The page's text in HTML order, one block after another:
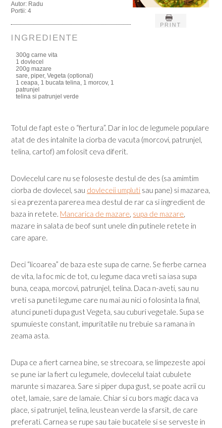
PRINT
Autor: Radu
Portii:4
INGREDIENTE
300g carne vita
1 dovlecel
200g mazare
sare, piper, Vegeta (optional)
1 ceapa, 1 bucata telina, 1 morcov, 1
patrunjel
telina si patrunjel verde
Totul de fapt este o “fiertura”. Dar in loc de legumele populare
atat de des intalnite la ciorba de vacuta (morcovi, patrunjel,
telina, cartof) am folosit ceva diferit.
Dovlecelul care nu se foloseste destul de des (sa amimtim
ciorba de dovlecel, sau dovleceii umpluti sau pane) si mazarea,
si ea prezenta parerea mea destul de rar ca si ingredient de
baza in retete. Mancarica de mazare supa de mazare
mazare in salata de beof sunt unele din putinele retete in
care apare.
Deci “licoarea” de baza este supa de carne. Se fierbe carnea
de vita, la foc mic de tot, cu legume daca vreti sa iasa supa
buna, ceapa, morcovi, patrunjel, telina. Daca n-aveti, sau nu
vreti sa puneti legume care nu mai au nici o folosinta la final,
atunci puneti dupa gust Vegeta, sau cuburi vegetale. Supa se
spumuieste constant, impuritatile nu trebuie sa ramana in
zeama asta.
Dupa ce a fiert carnea bine, se strecoara, se limpezeste apoi
se pune iar la fiert cu legumele, dovlecelul taiat cubulete
marunte si mazarea. Sare si piper dupa gust, se poate acrii cu
otet, lamaie, sare de lamaie. Chiar si cu bors magic daca va
place, si patrunjel, telina, leustean verde la sfarsit, de care
preferati. Carnea se rupe sau taie bucatele si se serveste in